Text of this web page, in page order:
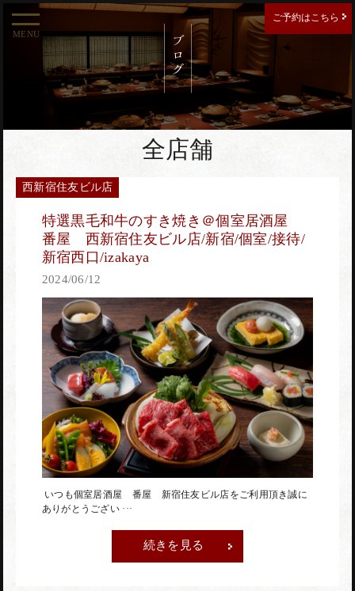
MENU
ご予約はこちら
全店舗
西新宿住友ビル店
特選黒毛和牛のすき焼き＠個室居酒屋
番屋 西新宿住友ビル店/新宿/個室/接待/
新宿西口/izakaya
2024/06/12
いつも個室居酒屋 番屋 新宿住友ビル店をご利用頂き誠に
ありがとうござい ···
続きを見る
ご予約する店舗を選択してください。
新宿南口店
赤坂店